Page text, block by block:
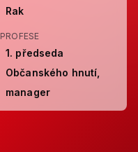
Rak
PROFESE
1. předseda
Občanského hnutí,
manager